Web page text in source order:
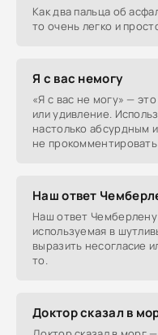
Как два пальца об
то очень легко и
Я с вас немогу
«Я с вас не могу» —
или удивление.
настолько абсурдным
не
Наш ответ
Наш ответ
используемая в
выразить несогласие
то.
Доктор сказал в